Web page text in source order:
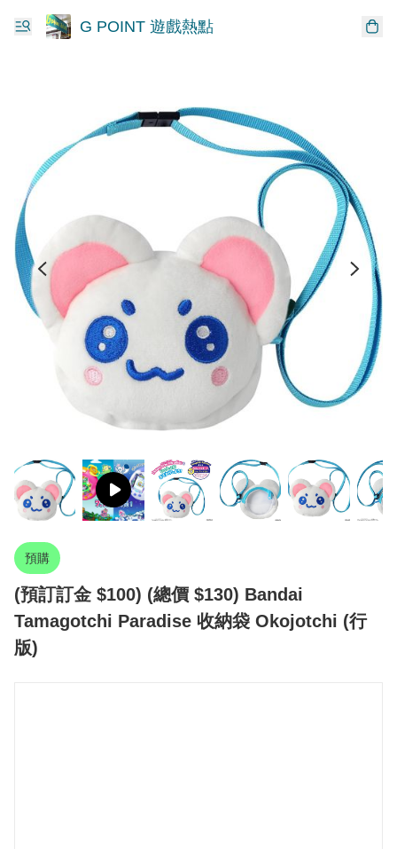
G POINT 遊戲熱點
預購
(預訂訂金 $100) (總價 $130) Bandai
Tamagotchi Paradise 收納袋 Okojotchi (行
版)